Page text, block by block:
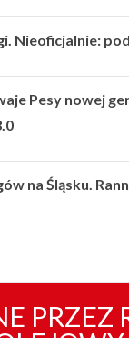
Nieoficjalnie:
Pesy nowej
na Śląsku.
PRZEZ